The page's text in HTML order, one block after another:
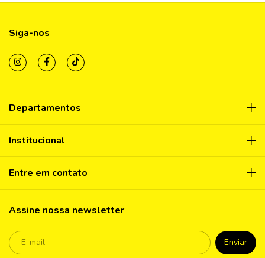
Siga-nos
Departamentos
Institucional
Entre em contato
Assine nossa newsletter